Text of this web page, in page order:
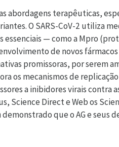
abordagens terapêuticas,
O SARS-CoV-2 utiliza
— como a Mpro
de novos
promissoras, por serem
os mecanismos de
a inibidores virais contra
Science Direct e Web os
que o AG e seus